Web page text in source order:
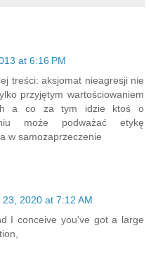
at 6:16 PM
treści: aksjomat nieagresji nie
przyjętym wartościowaniem
a co za tym idzie ktoś o
może podważać etykę
w samozaprzeczenie
2020 at 7:12 AM
I conceive you've got a large